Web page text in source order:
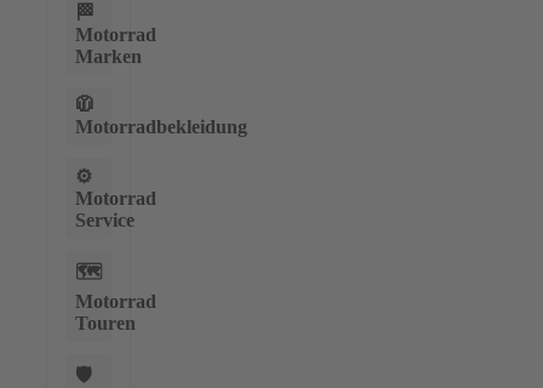
🏁
Motorrad
Marken
🧥
Motorradbekleidung
⚙️
Motorrad
Service
🗺️
Motorrad
Touren
🛡️